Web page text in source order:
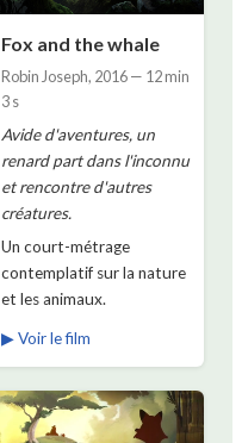
Fox and the whale
Robin Joseph, 2016— 12 min
3 s
Avide d'aventures, un
renard part dans l'inconnu
et rencontre d'autres
créatures.
Un court-métrage
contemplatif sur la nature
et les animaux.
▶ Voir le film